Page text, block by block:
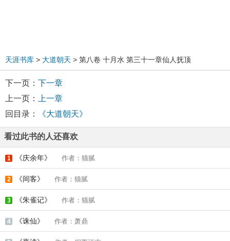
天涯书库 > 大道朝天 > 第八卷 十月水 第三十一章仙人抚顶
下一页： 下一章
上一页：
上一章
回目录：
《大道朝天》
看过此书的人还喜欢
1 《庆余年》 作者：猫腻
2 《间客》 作者：猫腻
3 《朱雀记》 作者：猫腻
4 《诛仙》 作者：萧鼎